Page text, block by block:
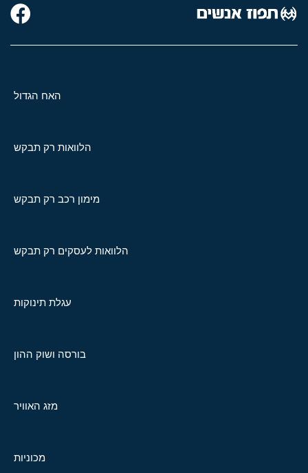
האח הגדול
הלוואות רק תבקש
מימון רכב רק תבקש
הלוואות לעסקים רק תבקש
עגלת תינוקות
בורסה ושוק ההון
מזג האוויר
מכוניות